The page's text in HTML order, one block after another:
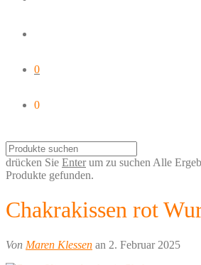
0
0
drücken Sie Enterum zu suchen Alle
Produkte gefunden.
Chakrakissen rot
Von Maren Klessen an 2. Februar 2025